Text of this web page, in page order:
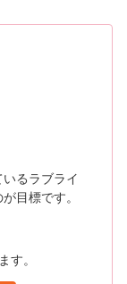
るラブライ
目標です。
す。